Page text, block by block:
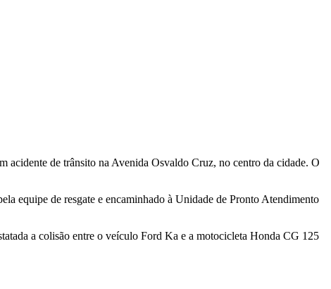
acidente de trânsito na Avenida Osvaldo Cruz, no centro da cidade. O
equipe de resgate e encaminhado à Unidade de Pronto Atendimento
a colisão entre o veículo Ford Ka e a motocicleta Honda CG 125